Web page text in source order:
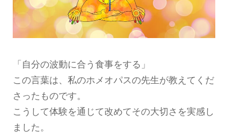
「自分の波動に合う食事をする」
この言葉は、私のホメオパスの先生が教えてくだ
さったものです。
こうして体験を通じて改めてその大切さを実感し
ました。